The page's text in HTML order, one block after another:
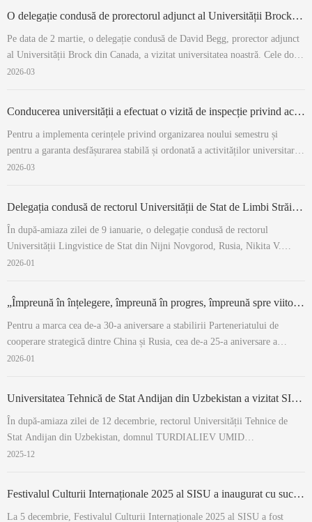
O delegație condusă de prorectorul adjunct al Universității Brock din Canada a vizitat SISU
Pe data de 2 martie, o delegație condusă de David Begg, prorector adjunct
al Universității Brock din Canada, a vizitat universitatea noastră. Cele două
părți au purtat discuții aprofundate privind cooperarea interuniversitară.
2026-03
Conducerea universității a efectuat o vizită de inspecție privind activitățile de deschidere a semestrului de primăvară 2026
Pentru a implementa cerințele privind organizarea noului semestru și
pentru a garanta desfășurarea stabilă și ordonată a activităților universitare
în semestrul de primăvară al anului 2026, în dimineața zilei de 2 martie, o
2026-03
Delegația condusă de rectorul Universității de Stat de Limbi Străine din Nijni Novgorod a vizitat SISU
În după-amiaza zilei de 9 ianuarie, o delegație condusă de rectorul
Universității Lingvistice de Stat din Nijni Novgorod, Rusia, Nikita V.
Avralev, a vizitat universitatea noastră și a participat la cea de-a 12-a
acestei uni...
2026-01
„Împreună în înțelegere, împreună în progres, împreună spre viitor”– Dialogul tinerilor chino-ruși desfășurat la SISU
Pentru a marca cea de-a 30-a aniversare a stabilirii Parteneriatului de
cooperare strategică dintre China și Rusia, cea de-a 25-a aniversare a
semnării Tratatului de bună vecinătate și cooperare prietenoasă dintre
2026-01
Universitatea Tehnică de Stat Andijan din Uzbekistan a vizitat SISU
În după-amiaza zilei de 12 decembrie, rectorul Universității Tehnice de
Stat Andijan din Uzbekistan, domnul TURDIALIEV UMID
MUKHTARALIEVICH, și delegatia sa au vizitat SISU. Rectorul Dong
2025-12
Festivalul Culturii Internaționale 2025 al SISU a inaugurat cu succes
La 5 decembrie, Festivalul Culturii Internaționale 2025 al SISU a fost